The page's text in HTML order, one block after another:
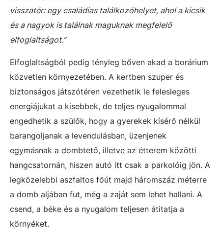
visszatér: egy családias találkozóhelyet, ahol a kicsik
és a nagyok is találnak maguknak megfelelő
elfoglaltságot.”
Elfoglaltságból pedig tényleg bőven akad a borárium
közvetlen környezetében. A kertben szuper és
biztonságos játszótéren vezethetik le felesleges
energiájukat a kisebbek, de teljes nyugalommal
engedhetik a szülők, hogy a gyerekek kísérő nélkül
barangoljanak a levendulásban, üzenjenek
egymásnak a dombtető, illetve az étterem közötti
hangcsatornán, hiszen autó itt csak a parkolóig jön. A
legközelebbi aszfaltos főút majd háromszáz méterre
a domb aljában fut, még a zaját sem lehet hallani. A
csend, a béke és a nyugalom teljesen átitatja a
környéket.